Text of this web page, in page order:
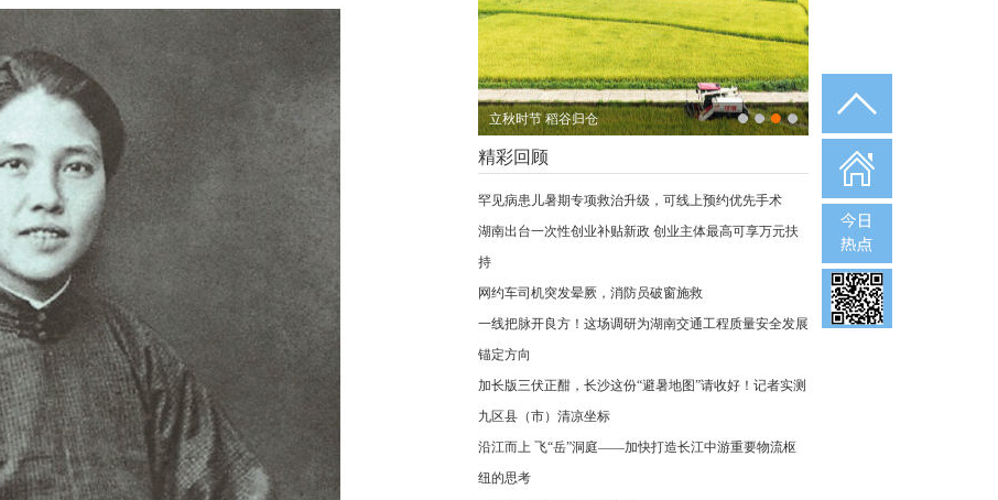
立秋时节 稻谷归仓
精彩回顾
罕见病患儿暑期专项救治升级，可线上预约优先手术
湖南出台一次性创业补贴新政 创业主体最高可享万元扶
持
网约车司机突发晕厥，消防员破窗施救
一线把脉开良方！这场调研为湖南交通工程质量安全发展
锚定方向
加长版三伏正酣，长沙这份“避暑地图”请收好！记者实测
九区县（市）清凉坐标
沿江而上 飞“岳”洞庭——加快打造长江中游重要物流枢
纽的思考